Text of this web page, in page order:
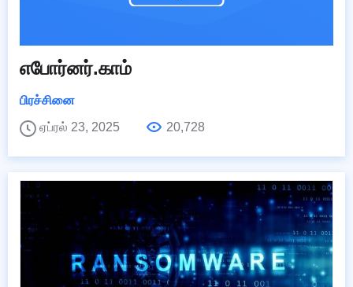
எபோர்னர்.காம்
பிரச்சினை
ஏப்ரல் 23, 2025
20,728